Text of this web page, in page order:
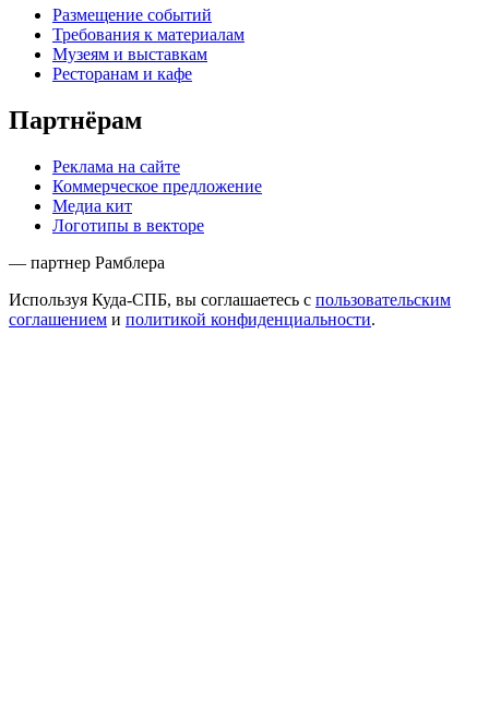
Размещение событий
Требования к материалам
Музеям и выставкам
Ресторанам и кафе
Партнёрам
Реклама на сайте
Коммерческое предложение
Медиа кит
Логотипы в векторе
— партнер Рамблера
Используя Куда-СПБ, вы соглашаетесь с пользовательским
соглашением и политикой конфиденциальности.